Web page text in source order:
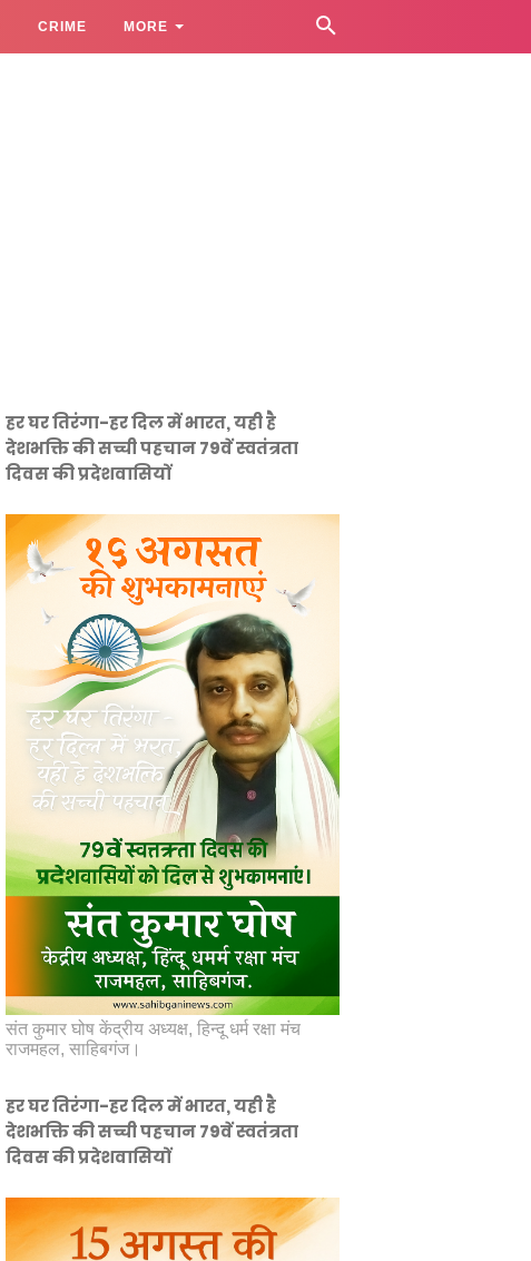
CRIME MORE
हर घर तिरंगा-हर दिल में भारत, यही है
देशभक्ति की सच्ची पहचान 79वें स्वतंत्रता
दिवस की प्रदेशवासियों
संत कुमार घोष केंद्रीय अध्यक्ष, हिन्दू धर्म रक्षा मंच
राजमहल, साहिबगंज।
हर घर तिरंगा-हर दिल में भारत, यही है
देशभक्ति की सच्ची पहचान 79वें स्वतंत्रता
दिवस की प्रदेशवासियों